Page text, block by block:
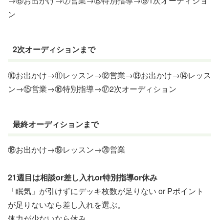
ン
2次オーディションまで
⑩お出かけ→⑪レッスン→⑫営業→⑬お出かけ→⑭レッス
ン→⑮営業→⑯特別指導→⑰2次オーディション
最終オーディションまで
⑱お出かけ→⑲レッスン→⑳営業
21週目は相談or差し入れor特別指導or休み
「眠気」が引けずにデッキ枚数が足りない or Pポイント
が足りないなら差し入れを選ぶ。